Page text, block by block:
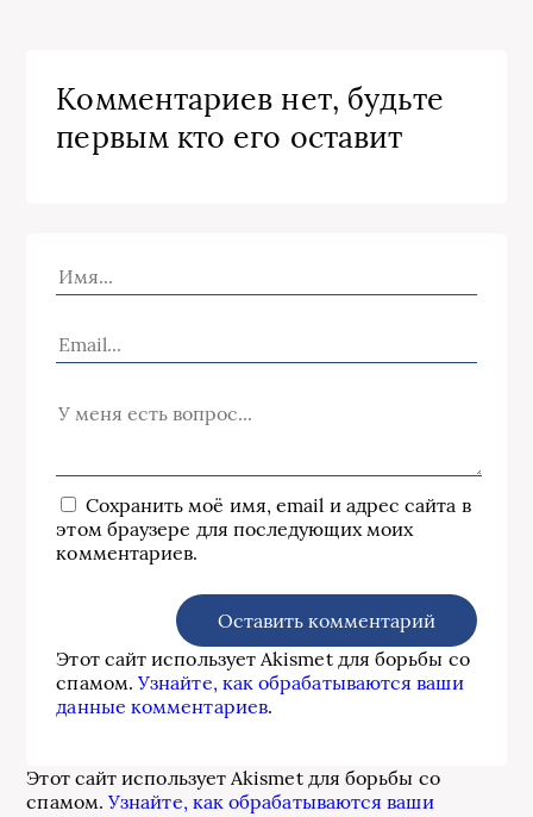
Комментариев нет, будьте
первым кто его оставит
Сохранить моё имя, email и адрес сайта в
этом браузере для последующих моих
комментариев.
Этот сайт использует Akismet для борьбы со
спамом.Узнайте, как обрабатываются ваши
данные комментариев.
Этот сайт использует Akismet для борьбы со
спамом.Узнайте, как обрабатываются ваши